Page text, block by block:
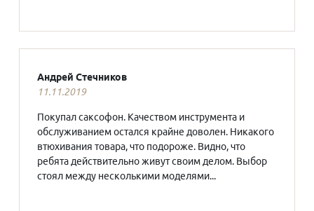
Андрей Стечников
11.11.2019
Покупал саксофон. Качеством инструмента и
обслуживанием остался крайне доволен. Никакого
втюхивания товара, что подороже. Видно, что
ребята действительно живут своим делом. Выбор
стоял между несколькими моделями...